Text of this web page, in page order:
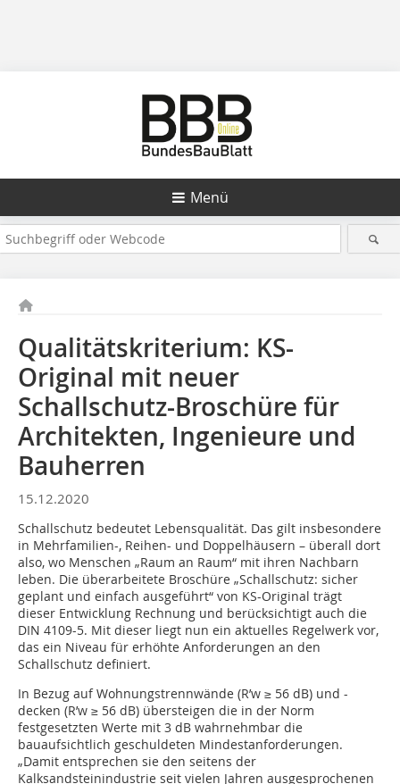
Menü
Qualitätskriterium: KS-
Original mit neuer
Schallschutz-Broschüre für
Architekten, Ingenieure und
Bauherren
15.12.2020
­Schallschutz bedeutet Lebensqualität. Das gilt insbesondere
in Mehrfamilien-, Reihen- und Doppelhäusern – überall dort
also, wo Menschen „Raum an Raum“ mit ihren Nachbarn
leben. Die überarbeitete Broschüre „Schallschutz: sicher
geplant und einfach ausgeführt“ von KS-Original trägt
dieser Entwicklung Rechnung und berücksichtigt auch die
DIN 4109-5. Mit dieser liegt nun ein aktuelles Regelwerk vor,
das ein Niveau für erhöhte Anforderungen an den
Schallschutz definiert.
In Bezug auf Wohnungstrennwände (R’w ≥ 56 dB) und -
decken (R’w ≥ 56 dB) übersteigen die in der Norm
festgesetzten Werte mit 3 dB wahrnehmbar die
bauaufsichtlich geschuldeten Mindestanforderungen.
„Damit entsprechen sie den seitens der
Kalksandsteinindustrie seit vielen Jahren ausgesprochenen